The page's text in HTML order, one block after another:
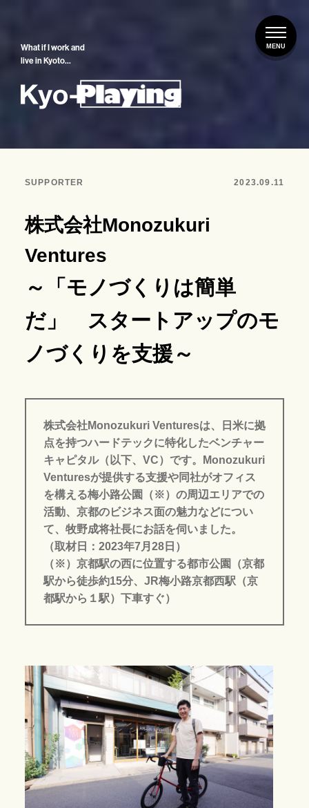
What if I work and
live in Kyoto…
SUPPORTER 2023.09.11
株式会社Monozukuri
Ventures
～「モノづくりは簡単
だ」 スタートアップのモ
ノづくりを支援～
株式会社Monozukuri Venturesは、日米に拠
点を持つハードテックに特化したベンチャー
キャピタル（以下、VC）です。Monozukuri
Venturesが提供する支援や同社がオフィス
を構える梅小路公園（※）の周辺エリアでの
活動、京都のビジネス面の魅力などについ
て、牧野成将社長にお話を伺いました。
（取材日：2023年7月28日）
（※）京都駅の西に位置する都市公園（京都
駅から徒歩約15分、JR梅小路京都西駅（京
都駅から１駅）下車すぐ）